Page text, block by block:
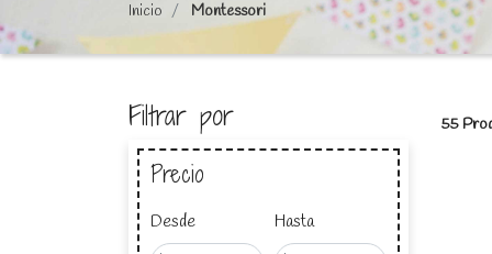
Inicio Montessori
Filtrar por
Precio
Desde Hasta
55